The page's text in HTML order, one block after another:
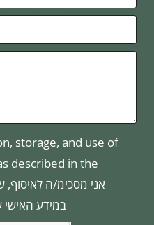
storage, and use of
described in the
במידע האישי